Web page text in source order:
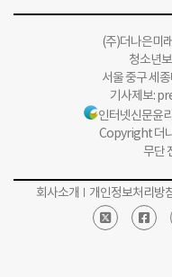
(주)더나은미
청소년
서울 중구 세
기사제보:
인터넷신문윤
Copyright 더
무단
회사소개 개인정보처리방